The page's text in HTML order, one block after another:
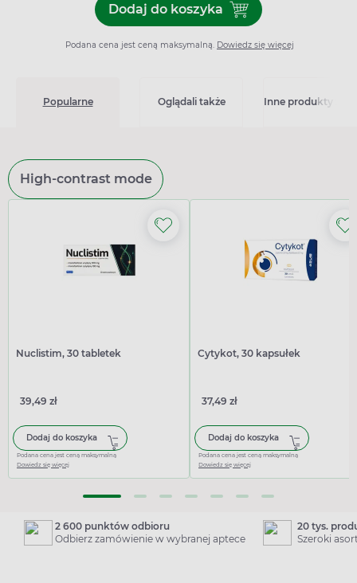
Dodaj do koszykaDodaj do koszyka
Podana cena jest ceną maksymalną. Dowiedz się więcej
Popularne Oglądali także Inne produkty z
High-contrast mode
Nuclistim, 30 tabletek
39,49 zł
Dodaj do koszyka
Podana cena jest ceną maksymalną
Dowiedz się więcej
Cytykot, 30 kapsułek
37,49 zł
Dodaj do koszyka
Podana cena jest ceną maksymalną
Dowiedz się więcej
2 600 punktów odbioru
Odbierz zamówienie w wybranej aptece
20 tys.
Szeroki